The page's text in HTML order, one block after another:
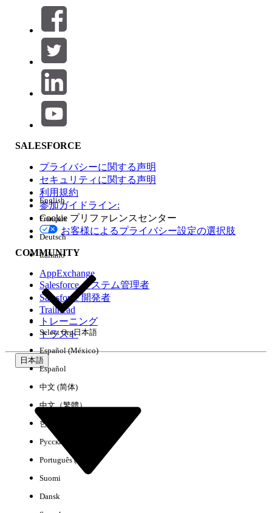
絞り込み条件 (0)
絞り込み条件を選択
製品エリア
機能の影響
エディション
環境
SALESFORCE
プライバシーに関する声明
セキュリティに関する声明
利用規約
参加ガイドライン:
Cookie プリファレンスセンター
お客様によるプライバシー設定の選択肢
COMMUNITY
AppExchange
Salesforce システム管理者
Salesforce 開発者
Trailhead
トレーニング
トラスト
日本語
English
Français
Deutsch
Italiano
Select Org日本語
Español (México)
Español
中文 (简体)
中文（繁體）
한국어
Русский
Português (Brasil)
Suomi
Dansk